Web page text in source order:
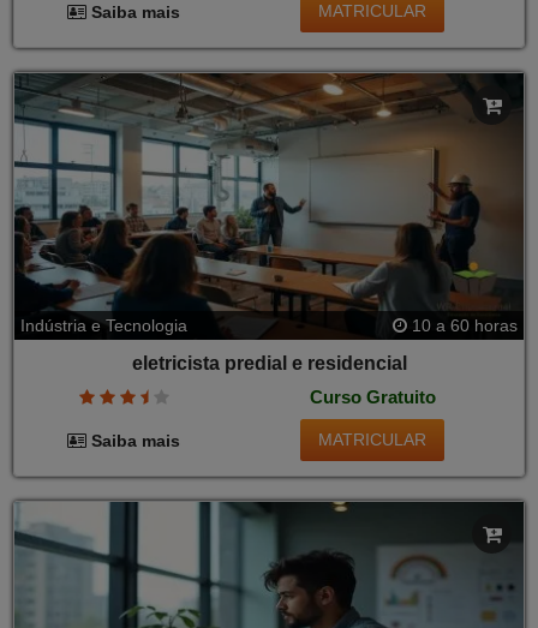
Saiba mais MATRICULAR
Indústria e Tecnologia 10 a 60 horas
eletricista predial e residencial
Curso Gratuito
Saiba mais MATRICULAR